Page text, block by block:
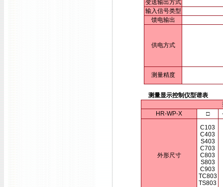
变送输出方式
输入信号类型
馈电输出
供电方式
测量精度
测量显示控制仪型谱表
HR-WP-X
□
外形尺寸
C103
C403
S403
C703
C803
S803
C903
TC803
TS803